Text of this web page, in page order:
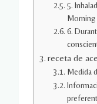
5.
Morning
6.
receta de
Medida